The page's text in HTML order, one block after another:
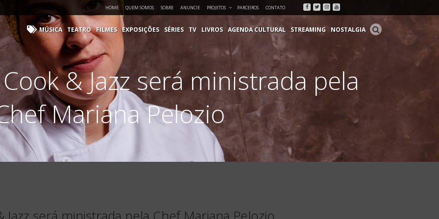
HOME QUEM SOMOS SOBRE ANUNCIE PROJETOS PARCEIROS CONTATO Facebook
Twitter
Instagram
Youtube
MÚSICA TEATRO FILMES EXPOSIÇÕES SÉRIES TV LIVROS AGENDA CULTURAL STREAMING NOSTALGIA
& Jazz será ministrada pela
Mariana Pelozio
Jazz será ministrada pela Chef Mariana Pelozio